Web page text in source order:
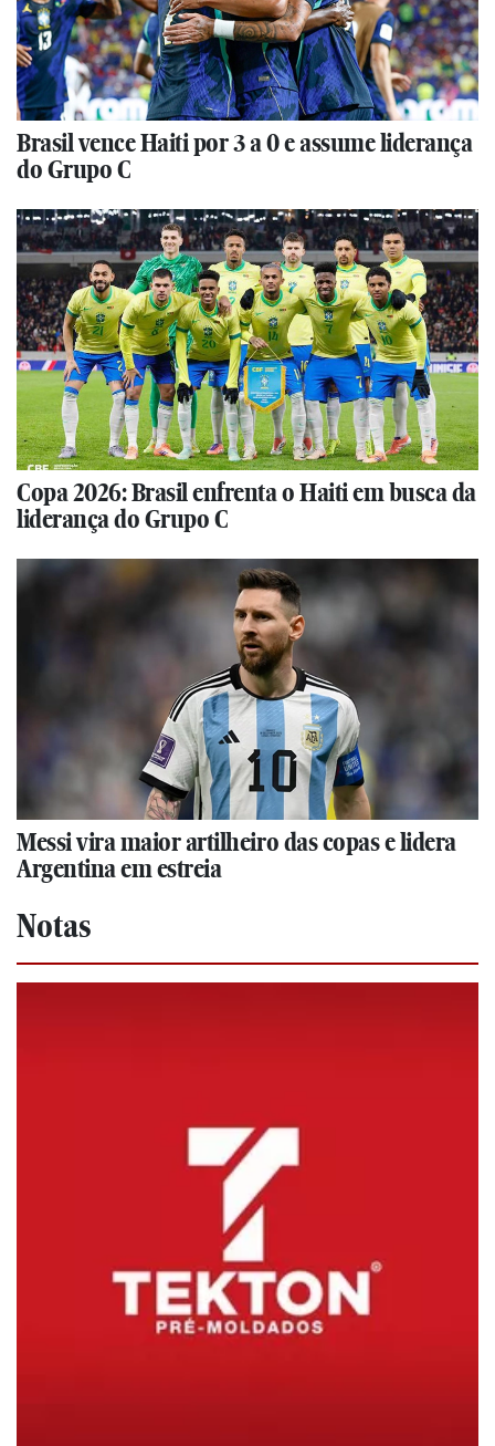
Brasil vence Haiti por 3 a 0 e assume liderança
do Grupo C
Copa 2026: Brasil enfrenta o Haiti em busca da
liderança do Grupo C
Messi vira maior artilheiro das copas e lidera
Argentina em estreia
Notas